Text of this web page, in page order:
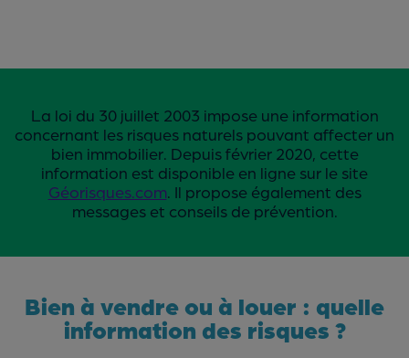
La loi du 30 juillet 2003 impose une information
concernant les risques naturels pouvant affecter un
bien immobilier. Depuis février 2020, cette
information est disponible en ligne sur le site
Géorisques.com. Il propose également des
messages et conseils de prévention.
Bien à vendre ou à louer : quelle
information des risques ?